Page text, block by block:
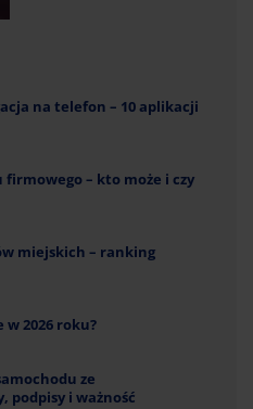
na telefon – 10 aplikacji
– kto może i czy
miejskich – ranking
w 2026 roku?
ze
podpisy i ważność